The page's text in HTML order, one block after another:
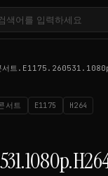
서트
서트 E1175 H264